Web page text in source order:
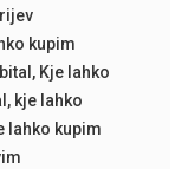
kupim
, Kje lahko
, kje lahko
lahko kupim